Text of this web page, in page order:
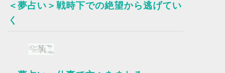
＜夢占い＞戦時下での絶望から逃げてい
く